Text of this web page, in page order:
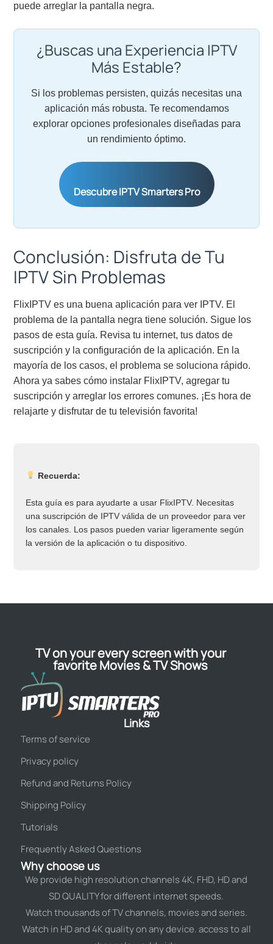
puede arreglar la pantalla negra.
¿Buscas una Experiencia IPTV
Más Estable?
Si los problemas persisten, quizás necesitas una
aplicación más robusta. Te recomendamos
explorar opciones profesionales diseñadas para
un rendimiento óptimo.
Descubre IPTV Smarters Pro
Conclusión: Disfruta de Tu
IPTV Sin Problemas
FlixIPTV es una buena aplicación para ver IPTV. El
problema de la pantalla negra tiene solución. Sigue los
pasos de esta guía. Revisa tu internet, tus datos de
suscripción y la configuración de la aplicación. En la
mayoría de los casos, el problema se soluciona rápido.
Ahora ya sabes cómo instalar FlixIPTV, agregar tu
suscripción y arreglar los errores comunes. ¡Es hora de
relajarte y disfrutar de tu televisión favorita!
Recuerda:
Esta guía es para ayudarte a usar FlixIPTV. Necesitas
una suscripción de IPTV válida de un proveedor para ver
los canales. Los pasos pueden variar ligeramente según
la versión de la aplicación o tu dispositivo.
TV on your every screen with your
favorite Movies & TV Shows
Links
Terms of service
Privacy policy
Refund and Returns Policy
Shipping Policy
Tutorials
Frequently Asked Questions
Why choose us
We provide high resolution channels 4K, FHD, HD and
SD QUALITY for different internet speeds.
Watch thousands of TV channels, movies and series.
Watch in HD and 4K quality on any device. access to all